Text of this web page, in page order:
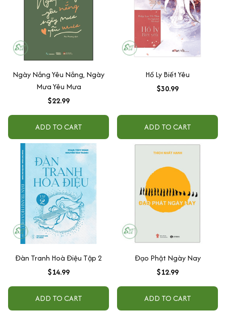
Ngày Nắng Yêu Nắng, Ngày
Mưa Yêu Mưa
$22.99
ADD TO CART
Hồ Ly Biết Yêu
$30.99
ADD TO CART
Đàn Tranh Hoà Điệu Tập 2
$14.99
ADD TO CART
Đạo Phật Ngày Nay
$12.99
ADD TO CART